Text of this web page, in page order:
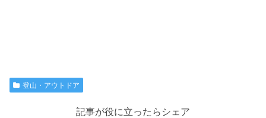
登山・アウトドア
記事が役に立ったらシェア